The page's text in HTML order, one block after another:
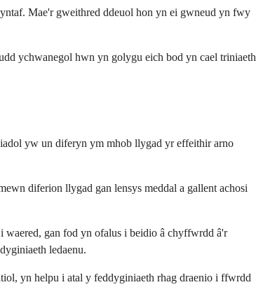
Mae'r gweithred ddeuol hon yn ei gwneud yn fwy
ychwanegol hwn yn golygu eich bod yn cael triniaeth
yw un diferyn ym mhob llygad yr effeithir arno
diferion llygad gan lensys meddal a gallent achosi
gan fod yn ofalus i beidio â chyffwrdd â'r
ledaenu.
yn helpu i atal y feddyginiaeth rhag draenio i ffwrdd